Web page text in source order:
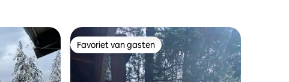
Favoriet van gasten
Favoriet van gasten